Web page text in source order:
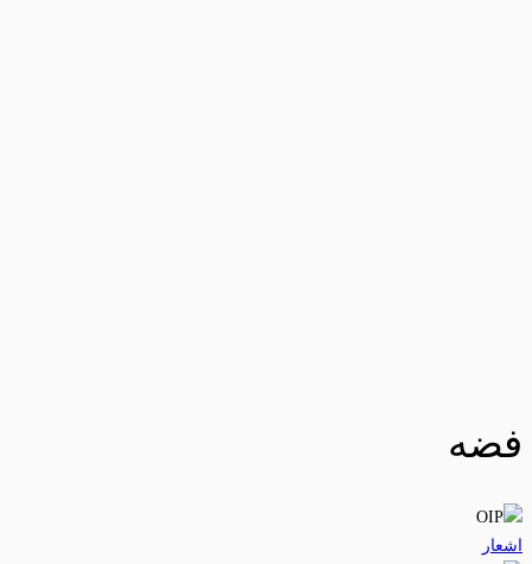
فضه
اشعار